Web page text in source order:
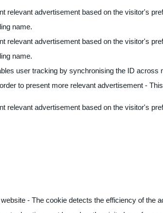
relevant advertisement based on the visitor's
name.
relevant advertisement based on the visitor's
name.
user tracking by synchronising the ID across
to present more relevant advertisement -
relevant advertisement based on the visitor's
- The cookie detects the efficiency of the